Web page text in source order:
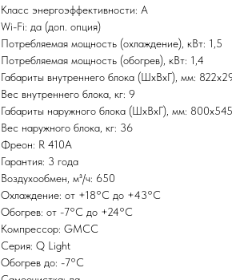
Класс энергоэффективности: А
Wi-Fi: да (доп. опция)
Потребляемая мощность (охлаждение), кВт: 1,5
Потребляемая мощность (обогрев), кВт: 1,4
Габариты внутреннего блока (ШxВxГ), мм:
Вес внутреннего блока, кг: 9
Габариты наружного блока (ШxВxГ), мм:
Вес наружного блока, кг: 36
Фреон: R 410A
Гарантия: 3 года
Воздухообмен, м³/ч: 650
Охлаждение: от +18°С до +43°С
Обогрев: от -7°С до +24°С
Компрессор: GMCC
Серия: Q Light
Обогрев до: -7°С